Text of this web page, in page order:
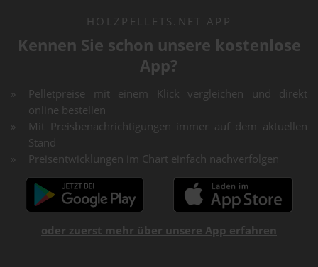
HOLZPELLETS.NET APP
Kennen Sie schon unsere kostenlose
App?
Pelletpreise mit einem Klick vergleichen und direkt
online bestellen
Mit Preisbenachrichtigungen immer auf dem aktuellen
Stand
Preisentwicklungen im Chart einfach nachverfolgen
oder zuerst mehr über unsere App erfahren